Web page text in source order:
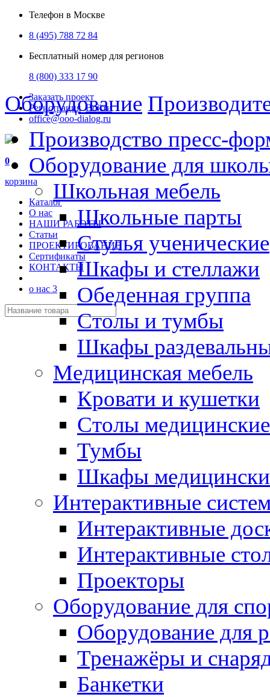
Телефон в Москве
8 (495) 788 72 84
Бесплатный номер для регионов
8 (800) 333 17 90
Заказать проект
Регистрация Войти
office@ooo-dialog.ru
0
корзина
Каталог
О нас
НАШИ РАБОТЫ
Статьи
ПРОЕКТИРОВАНИЕ
Сертификаты
КОНТАКТЫ
о нас 3
Оборудование
Производство пресс-
Оборудование для
Школьная мебель
Школьные парты
Стулья ученические
Шкафы и стеллажи
Обеденная группа
Столы и тумбы
Шкафы
Медицинская мебель
Кровати и кушетки
Столы медицинские
Тумбы
Шкафы
Интерактивные
Интерактивные
Интерактивные
Проекторы
Оборудование для
Оборудование для
Тренажёры и
Банкетки